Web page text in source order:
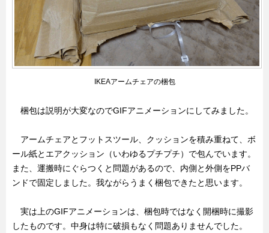
IKEAアームチェアの梱包
梱包は説明が大変なのでGIFアニメーションにしてみました。
アームチェアとフットスツール、クッションを積み重ねて、ボ
ール紙とエアクッション（いわゆるプチプチ）で包んでいます。
また、運搬時にぐらつくと問題があるので、内側と外側をPPバ
ンドで固定しました。我ながらうまく梱包できたと思います。
実は上のGIFアニメーションは、梱包時ではなく開梱時に撮影
したものです。中身は特に破損もなく問題ありませんでした。